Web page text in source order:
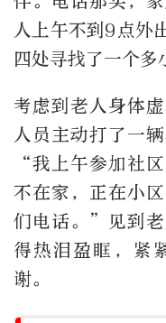
人上午不到9点外
四处寻找了一个多
考虑到老人身体
人员主动打了一
“我上午参加社
不在家，正在小
们电话。”见到老
得热泪盈眶，紧
谢。